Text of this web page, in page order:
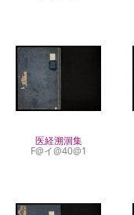
医経溯洄集
F@イ@40@1